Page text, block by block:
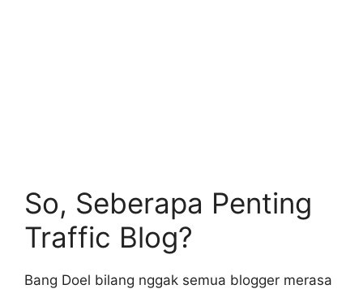
So, Seberapa Penting
Traffic Blog?
Bang Doel bilang nggak semua blogger merasa